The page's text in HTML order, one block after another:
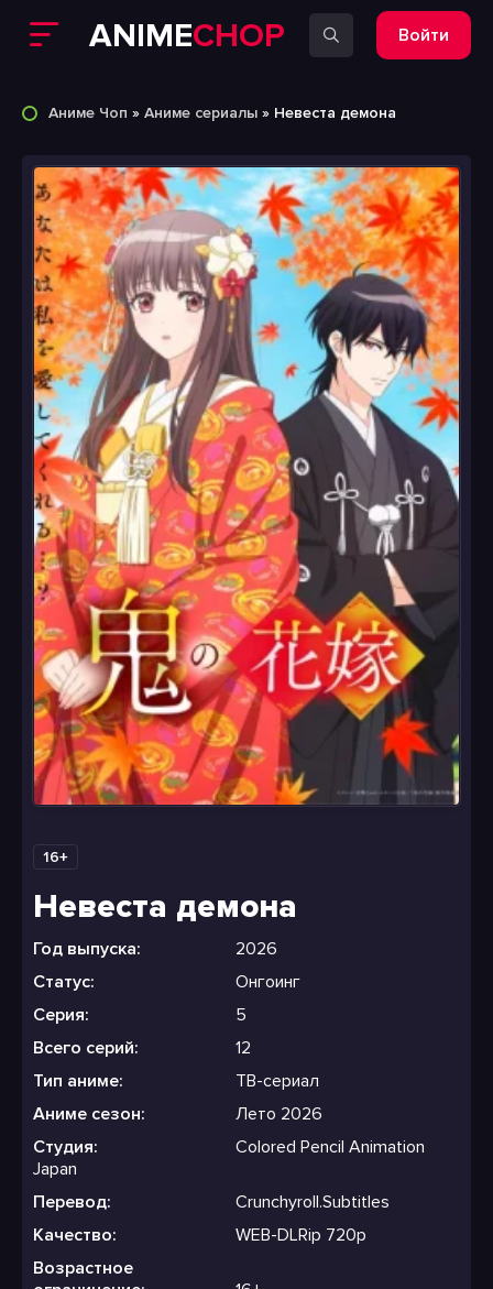
ANIMECHOP Войти
Аниме Чоп » Аниме сериалы » Невеста демона
16+
Невеста демона
Год выпуска:
2026
Статус:
Онгоинг
Серия:
5
Всего серий:
12
Тип аниме:
ТВ-сериал
Аниме сезон:
Лето 2026
Студия:
Colored Pencil Animation
Japan
Перевод:
Crunchyroll.Subtitles
Качество:
WEB-DLRip 720p
Возрастное